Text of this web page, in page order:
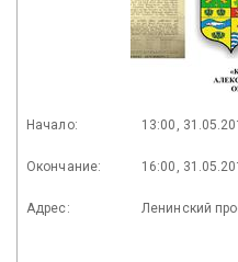
Начало: 13:00,
Окончание: 16:00,
Адрес: Ленинский